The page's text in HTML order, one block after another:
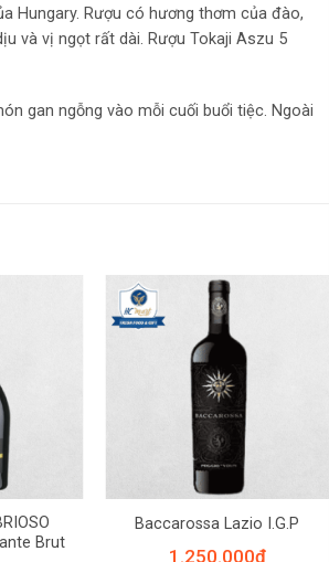
Hungary. Rượu có hương thơm của đào,
và vị ngọt rất dài. Rượu Tokaji Aszu 5
gan ngỗng vào mỗi cuối buổi tiệc. Ngoài
Brut
Baccarossa Lazio I.G.P
1.250.000₫